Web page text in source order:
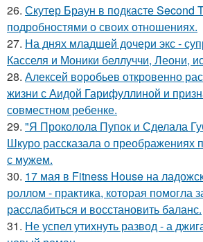
26. Скутер Браун в подкасте Second
подробностями о своих отношениях.
27. На днях младшей дочери экс -
Касселя и Моники беллуччи, Леони,
28. Алексей воробьев откровенно
жизни с Аидой Гарифуллиной и
совместном ребенке.
29. "Я Проколола Пупок и Сделала
Шкуро рассказала о преображениях
с мужем.
30. 17 мая в Fitness House на
роллом - практика, которая помогла
расслабиться и восстановить баланс.
31. Не успел утихнуть развод - а